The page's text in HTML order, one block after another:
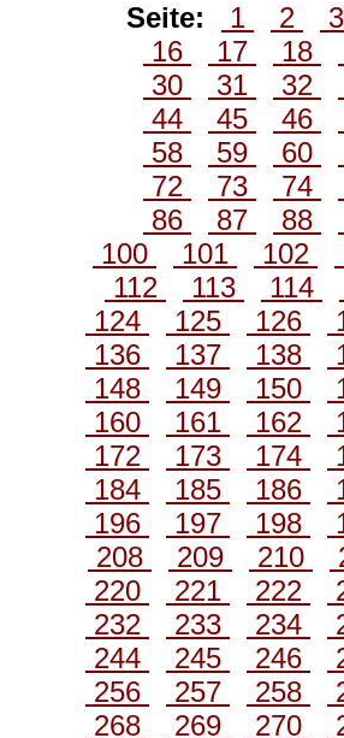
Seite: 1 2
16
17 18
30
31 32
44
45 46
58
59 60
72
73 74
86
87 88
100
101 102
112
113 114
124
125 126
136
137 138
148
149 150
160
161 162
172
173 174
184
185 186
196
197 198
208
209 210
220
221 222
232
233 234
244
245 246
256
257 258
268
269 270